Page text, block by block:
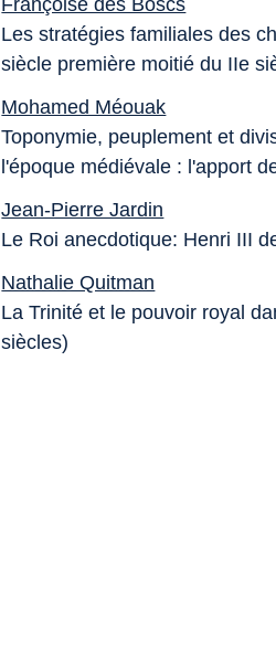
Françoise des Boscs
Les stratégies familiales des
siècle première moitié du IIe
Mohamed Méouak
Toponymie, peuplement et
l'époque médiévale : l'apport
Jean-Pierre Jardin
Le Roi anecdotique: Henri III
Nathalie Quitman
La Trinité et le pouvoir royal
siècles)